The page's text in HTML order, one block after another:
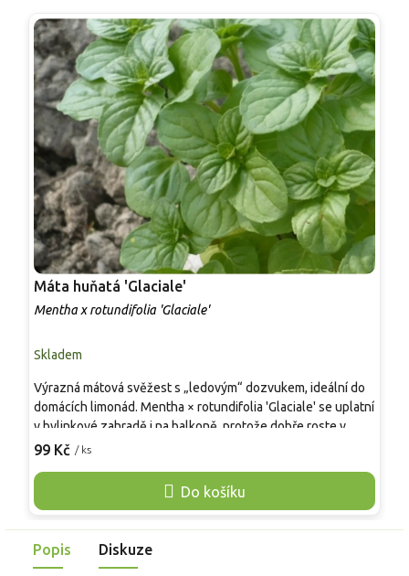
Máta huňatá 'Glaciale'
Mentha x rotundifolia 'Glaciale'
Skladem
99 Kč / ks
Do košíku
Výrazná mátová svěžest s „ledovým“ dozvukem, ideální do
domácích limonád. Mentha × rotundifolia 'Glaciale' se uplatní
v bylinkové zahradě i na balkoně, protože dobře roste v
záhonu i ve větším květináči. Dorůstá přibližně 40–80 cm,
obrůstají. Květy bývají fialové a objevují se v létě, obvykle od
června do září. Půda má být humózní, propustná a spíše
limonád, sirupů, ovocných salátů a k dochucení pečeného
ovoce.
Popis Diskuze